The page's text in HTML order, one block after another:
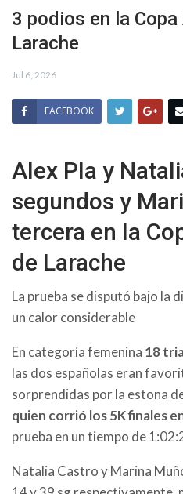
3 podios en la
Larache
Jul 6, 2026
FACEBOOK
Alex Pla y
segundos y
tercera en la
de Larache
La prueba se disputó bajo la
un calor considerable
En categoría femenina 18
las dos españolas eran
sorprendidas por la estona
quien corrió los 5K finales
prueba en un tiempo de
Natalia Castro y Marina